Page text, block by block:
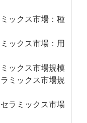
ックス市場：種
ックス市場：用
ックス市場規模
ミックス市場規
ラミックス市場